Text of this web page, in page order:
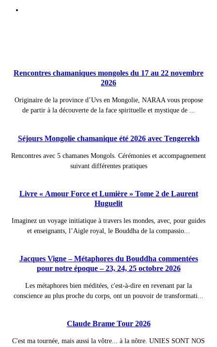
Rencontres chamaniques mongoles du 17 au 22 novembre
2026
Originaire de la province d’Uvs en Mongolie, NARAA vous propose
de partir à la découverte de la face spirituelle et mystique de ...
Séjours Mongolie chamanique été 2026 avec Tengerekh
Rencontres avec 5 chamanes Mongols. Cérémonies et accompagnement
suivant différentes pratiques
Livre « Amour Force et Lumière » Tome 2 de Laurent
Huguelit
Imaginez un voyage initiatique à travers les mondes, avec, pour guides
et enseignants, l’Aigle royal, le Bouddha de la compassio...
Jacques Vigne – Métaphores du Bouddha commentées
pour notre époque – 23, 24, 25 octobre 2026
Les métaphores bien méditées, c'est-à-dire en revenant par la
conscience au plus proche du corps, ont un pouvoir de transformati...
Claude Brame Tour 2026
C'est ma tournée, mais aussi la vôtre... à la nôtre. UNIES SONT NOS